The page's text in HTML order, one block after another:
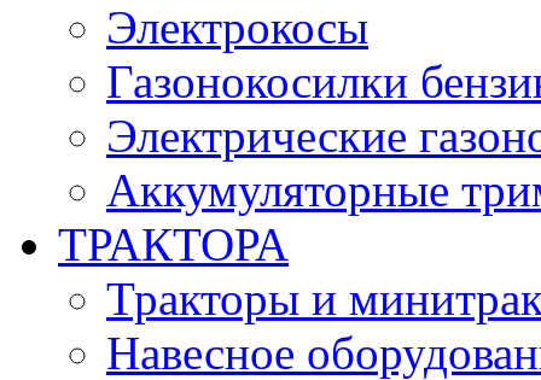
Электрокосы
Газонокосилки
Электрические
Аккумуляторные
ТРАКТОРА
Тракторы и
Навесное